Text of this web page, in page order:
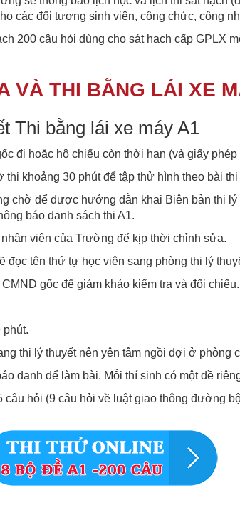
các đối tượng sinh viên, công chức, công
200 câu hỏi dùng cho sát hạch cấp GPLX
VÀ THI BẰNG LÁI XE
Thi bằng lái xe máy A1
đi hoặc hộ chiếu còn thời hạn (và giấy phép
khoảng 30 phút để tập thử hình theo bài thi
chờ để được hướng dẫn khai Biên bản thi
báo danh sách thi A1.
viên của Trường để kịp thời chỉnh sửa.
đọc tên thứ tự học viên sang phòng thi lý
gốc để giám khảo kiểm tra và đối chiếu.
phút.
thi lý thuyết nên yên tâm ngồi đợi ở phòng
danh để làm bài. Mỗi thí sinh có một đề
câu hỏi (9 câu hỏi về luật giao thông đường